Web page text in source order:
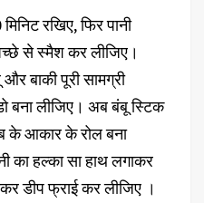
रखिए, फिर पानी
से स्मैश कर लीजिए।
बाकी पूरी सामग्री
बना लीजिए। अब बंबू स्टिक
आकार के रोल बना
का हल्का सा हाथ लगाकर
डीप फ्राई कर लीजिए ।